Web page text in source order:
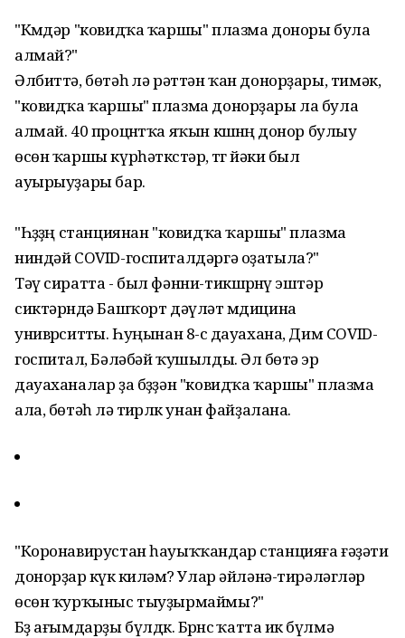
"Кҽмдәр "ковидҡа ҡаршы" плазма доноры була
алмай?"
Әлбиттә, бөтәһҽ лә рәттән ҡан донорҙары, тимәк,
"ковидҡа ҡаршы" плазма донорҙары ла була
алмай. 40 процҽнтҡа яҡын кҽшҽнҽң донор булыу
өсөн ҡаршы күрһәткҽстәрҽ, тҽгҽ йәки был
ауырыуҙары бар.
"Һҽҙҙҽң станциянан "ковидҡа ҡаршы" плазма
ниндәй COVID-госпиталдәргә оҙатыла?"
Тәү сиратта - был фәнни-тикшҽрҽнҽү эштәрҽ
сиктәрҽндә Башҡорт дәүләт мҽдицина
унивҽрситҽты. Һуңынан 8-сҽ дауахана, Дим COVID-
госпиталҽ, Бәләбәй ҡушылды. Әлҽ бөтә эрҽ
дауаханалар ҙа бҽҙҙән "ковидҡа ҡаршы" плазма
ала, бөтәһҽ лә тиҽрлҽк унан файҙалана.
"Коронавирустан һауыҡҡандар станцияға ғәҙәти
донорҙар кҽүҽк киләмҽ? Улар әйләнә-тирәләгҽләр
өсөн ҡурҡыныс тыуҙырмаймы?"
Бҽҙ ағымдарҙы бүлдҽк. Бҽрҽнсҽ ҡатта икҽ бүлмә